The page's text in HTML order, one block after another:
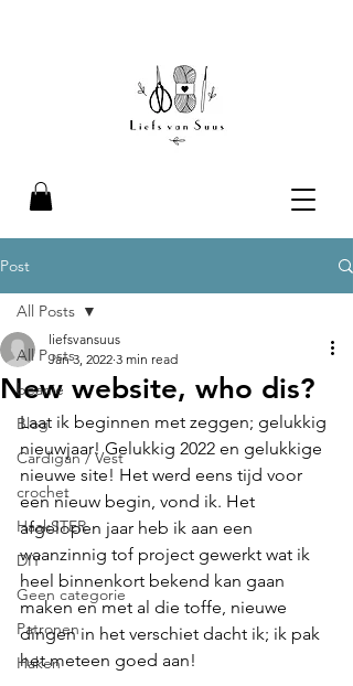
Post
All Posts
beanie
Blog
Cardigan / Vest
crochet
HaakSTER
DIY
Geen categorie
Patronen
Haken
All Posts
New website, who dis?
liefsvansuus
Jan 3, 2022 3 min read
Laat ik beginnen met zeggen; gelukkig
nieuwjaar! Gelukkig 2022 en gelukkige
nieuwe site! Het werd eens tijd voor
een nieuw begin, vond ik. Het
afgelopen jaar heb ik aan een
waanzinnig tof project gewerkt wat ik
heel binnenkort bekend kan gaan
maken en met al die toffe, nieuwe
dingen in het verschiet dacht ik; ik pak
het meteen goed aan!